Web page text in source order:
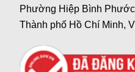
Phường Hiệp Bình
Thành phố Hồ Chí Minh,